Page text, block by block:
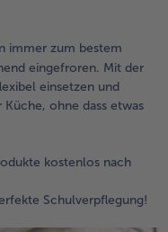
immer zum bestem
eingefroren. Mit der
einsetzen und
ohne dass etwas
kostenlos nach
Schulverpflegung!